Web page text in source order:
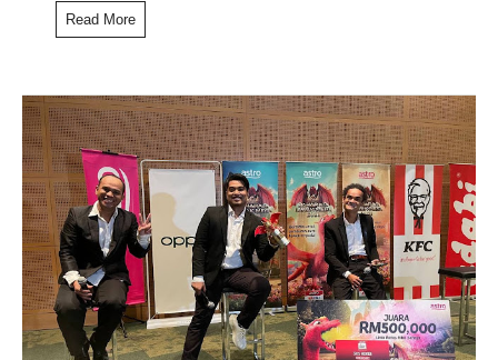
Read More